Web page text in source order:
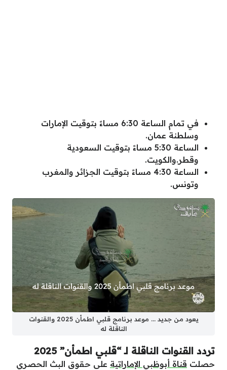
في تمام الساعة 6:30 مساءً بتوقيت الإمارات
وسلطنة عمان.
الساعة 5:30 مساءً بتوقيت السعودية
وقطر.والكويت.
الساعة 4:30 مساءً بتوقيت الجزائر والمغرب
وتونس.
يعود من جديد … موعد برنامج قلبي اطمأن 2025 والقنوات
الناقلة له
تردد القنوات الناقلة لـ “قلبي اطمأن” 2025
حصلت قناة أبوظبي الإماراتية على حقوق البث الحصري